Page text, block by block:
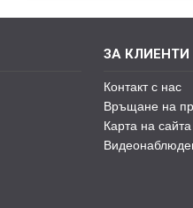
ЗА КЛИЕНТИ
Контакт с нас
Връщане на
Карта на сайта